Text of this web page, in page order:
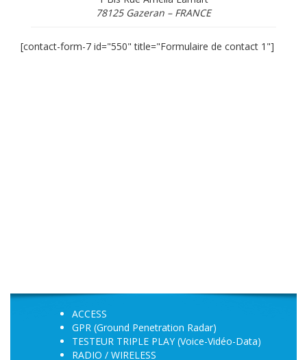
78125 Gazeran – FRANCE
[contact-form-7 id="550" title="Formulaire de contact 1"]
ACCESS
GPR (Ground Penetration Radar)
TESTEUR TRIPLE PLAY (Voice-Vidéo-Data)
RADIO / WIRELESS